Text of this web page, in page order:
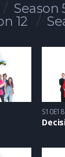
Season
12